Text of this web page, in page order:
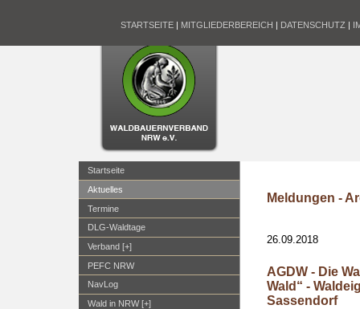
STARTSEITE | MITGLIEDERBEREICH | DATENSCHUTZ |
Startseite
Aktuelles
Termine
DLG-Waldtage
Verband [+]
PEFC NRW
NavLog
Wald in NRW [+]
Meldungen -
26.09.2018
AGDW - Die
Wald“ -
Sassendorf